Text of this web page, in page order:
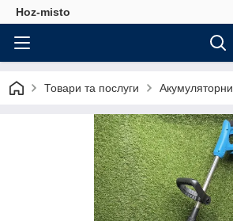
Hoz-misto
Товари та послуги